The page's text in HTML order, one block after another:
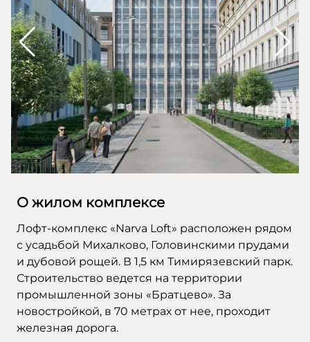
О жилом комплексе
Лофт-комплекс «Narva Loft» расположен рядом
с усадьбой Михалково, Головинскими прудами
и дубовой рощей. В 1,5 км Тимирязевский парк.
Строительство ведется на территории
промышленной зоны «Братцево». За
новостройкой, в 70 метрах от нее, проходит
железная дорога.